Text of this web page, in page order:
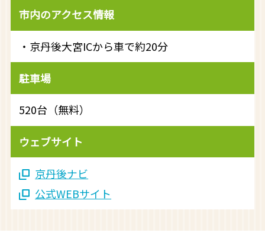
市内のアクセス情報
・京丹後大宮ICから車で約20分
駐車場
520台（無料）
ウェブサイト
京丹後ナビ
公式WEBサイト